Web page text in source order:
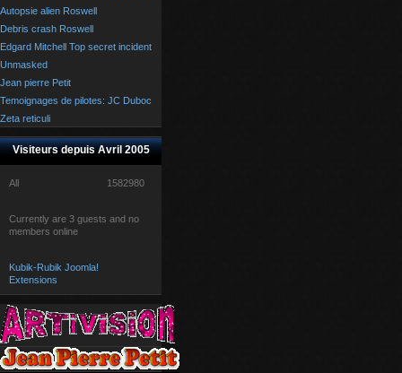
Autopsie alien Roswell
Debris crash Roswell
Edgard Mitchell Top secret incident
Unmasked
Jean pierre Petit
Temoignages de pilotes: JC Duboc
Zeta reticuli
Visiteurs depuis Avril 2005
All 1582980
Currently are 3 guests and no
members online
Kubik-Rubik Joomla!
Extensions